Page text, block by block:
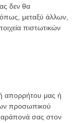
δεν θα
όπως, μεταξύ άλλων,
πιστωτικών
απορρήτου μας ή
προσωπικού
σας στον